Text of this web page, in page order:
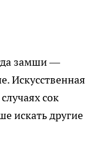
замши —
Искусственная
сок
искать другие